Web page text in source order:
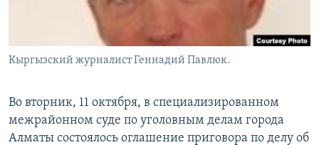
Кыргызский журналист Геннадий Павлюк.
Во вторник, 11 октября, в специализированном
межрайонном суде по уголовным делам города
Алматы состоялось оглашение приговора по делу об